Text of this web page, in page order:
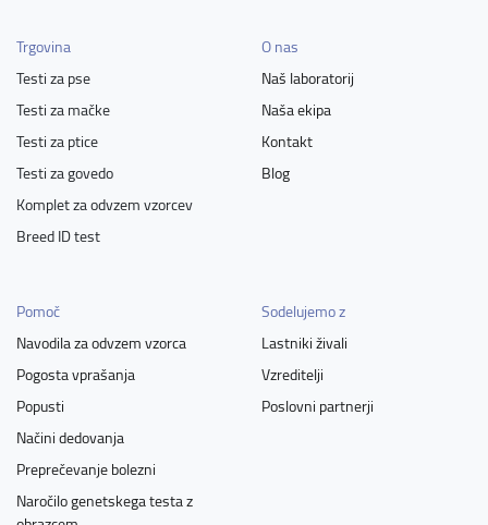
Trgovina
Testi za pse
Testi za mačke
Testi za ptice
Testi za govedo
Komplet za odvzem vzorcev
Breed ID test
O nas
Naš laboratorij
Naša ekipa
Kontakt
Blog
Pomoč
Navodila za odvzem vzorca
Pogosta vprašanja
Popusti
Načini dedovanja
Preprečevanje bolezni
Naročilo genetskega testa z
Sodelujemo z
Lastniki živali
Vzreditelji
Poslovni partnerji